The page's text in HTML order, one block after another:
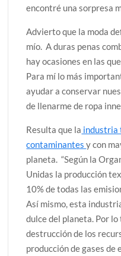
encontré una sorpresa
Advierto que la moda
mío. A duras penas
hay ocasiones en las
Para mí lo más
ayudar a conservar
de llenarme de ropa
Resulta que la industria
contaminantesy con
planeta. “Según la
Unidas la producción
10% de todas las
Así mismo, esta
dulce del planeta. Por
destrucción de los
producción de gases de